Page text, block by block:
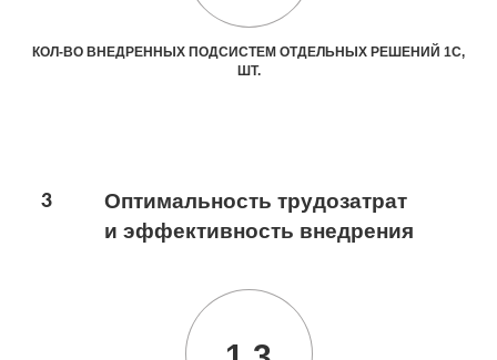
КОЛ-ВО ВНЕДРЕННЫХ ПОДСИСТЕМ ОТДЕЛЬНЫХ РЕШЕНИЙ 1С,
ШТ.
3
Оптимальность трудозатрат
и эффективность внедрения